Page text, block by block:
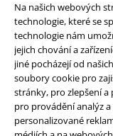
Na našich webových
technologie, které se
technologie nám
jejich chování a
jiné pocházejí od
soubory cookie pro
stránky, pro zlepšení
pro provádění analýz
personalizované
Právní
Podmínky
Prohlášení